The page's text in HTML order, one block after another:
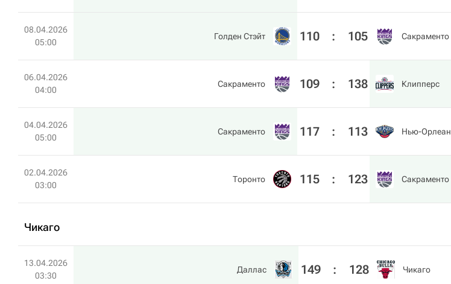
08.04.2026
05:00
Голден Стэйт 110 : 105 Сакраменто
06.04.2026
04:00
Сакраменто 109 : 138 Клипперс
04.04.2026
05:00
Сакраменто 117 : 113 Нью-Орлеан
02.04.2026
03:00
Торонто 115 : 123 Сакраменто
Чикаго
13.04.2026
03:30
Даллас 149 : 128 Чикаго